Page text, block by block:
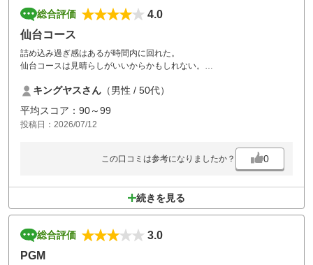
総合評価
4.0
仙台コース
詰め込み過ぎ感はあるが時間内に回れた。
仙台コースは見晴らしがいいからかもしれない。
キングヤスさん （男性 / 50代）
平均スコア：90～99
投稿日：2026/07/12
この口コミは参考になりましたか？ 0
続きを見る
総合評価
3.0
PGM